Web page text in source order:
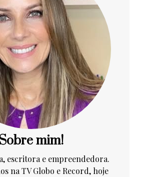
Sobre mim!
escritora e empreendedora.
na TV Globo e Record, hoje